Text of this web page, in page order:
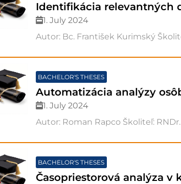
Identifikácia relevantných
1. July 2024
Autor: Bc. František Kurimský
BACHELOR'S THESES
Automatizácia analýzy
1. July 2024
Autor: Roman Rapco Školiteľ:
BACHELOR'S THESES
Časopriestorová analýza